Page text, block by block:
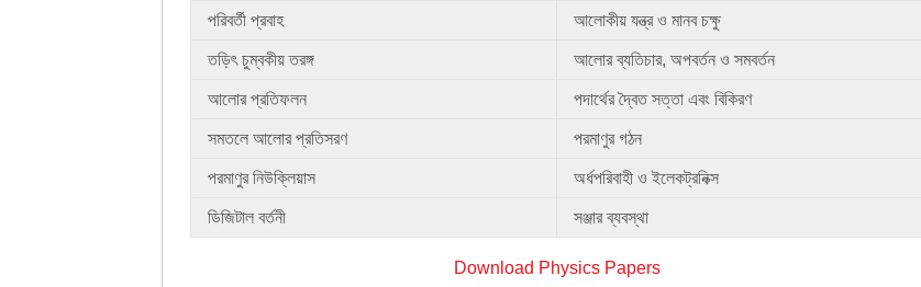
পরিবর্তী প্রবাহ আলোকীয় যন্ত্র ও মানব চক্ষু
তড়িৎ চুম্বকীয় তরঙ্গ আলোর ব্যতিচার, অপবর্তন ও সমবর্তন
আলোর প্রতিফলন পদার্থের দ্বৈত সত্তা এবং বিকিরণ
সমতলে আলোর প্রতিসরণ পরমাণুর গঠন
পরমাণুর নিউক্লিয়াস অর্ধপরিবাহী ও ইলেকট্রনিক্স
ডিজিটাল বর্তনী সঞ্জার ব্যবস্থা
Download Physics Papers